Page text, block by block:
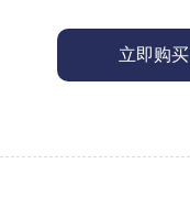
立即购买